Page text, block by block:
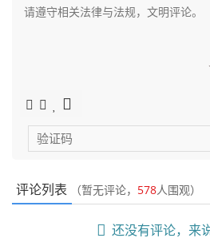
评论列表 （暂无评论， 578人围观）
还没有评论，来